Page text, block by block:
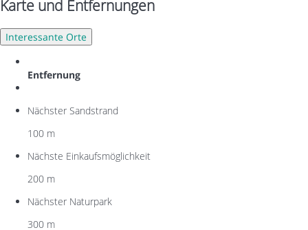
Karte und Entfernungen
Interessante Orte
Entfernung
Nächster Sandstrand
100 m
Nächste Einkaufsmöglichkeit
200 m
Nächster Naturpark
300 m